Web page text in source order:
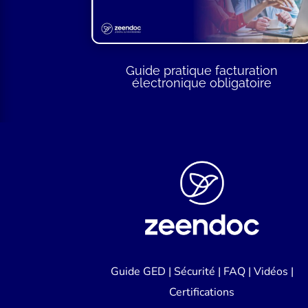
Guide pratique facturation
électronique obligatoire
Guide GED | Sécurité | FAQ| Vidéos |
Certifications